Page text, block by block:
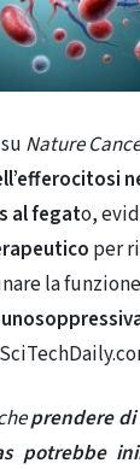
Nature
al fegato,
per
la
prendere di
potrebbe